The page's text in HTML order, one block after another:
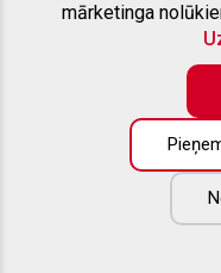
E-PASTS:
mārketinga